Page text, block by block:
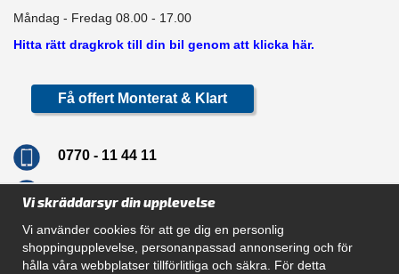
Måndag - Fredag 08.00 - 17.00
Hitta rätt dragkrok till din bil genom att klicka här.
Få offert Monterat & Klart
0770 - 11 44 11
Vi skräddarsyr din upplevelse
Vi använder cookies för att ge dig en personlig
shoppingupplevelse, personanpassad annonsering och för
hålla våra webbplatser tillförlitliga och säkra. För detta